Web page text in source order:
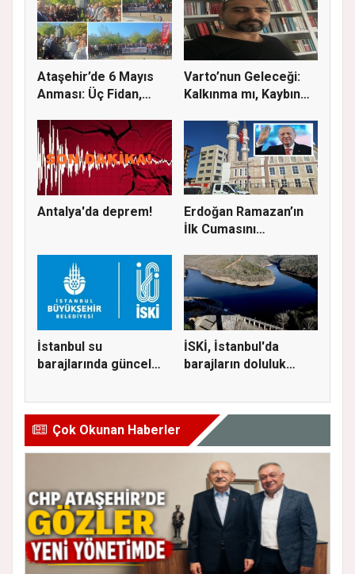
Ataşehir’de 6 Mayıs
Anması: Üç Fidan,
Varto’nun Geleceği:
Kalkınma mı, Kaybın
Antalya'da deprem!
Erdoğan Ramazan’ın
İlk Cumasını
İstanbul su
barajlarında güncel
İSKİ, İstanbul'da
barajların doluluk
Çok Okunan Haberler